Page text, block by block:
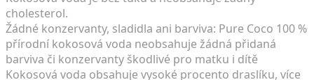
cholesterol.
Žádné konzervanty, sladidla ani barviva: Pure Coco 100 %
přírodní kokosová voda neobsahuje žádná přidaná
barviva či konzervanty škodlivé pro matku i dítě
Kokosová voda obsahuje vysoké procento draslíku, více